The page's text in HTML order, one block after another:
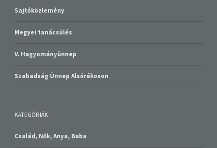
Sajtóközlemény
Megyei tanácsülés
V. Hagyományünnep
Szabadság Ünnep Alsórákoson
KATEGÓRIÁK
Család, Nők, Anya, Baba